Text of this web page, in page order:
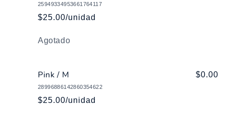
25949334953661764117
$25.00/unidad
Cantidad
Agotado
Pink / M
28996886142860354622
$25.00/unidad
$0.00